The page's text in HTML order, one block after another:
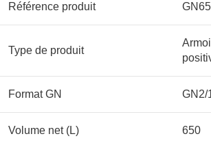
Référence produit
Type de produit
Format GN GN2/
Volume net (L) 650